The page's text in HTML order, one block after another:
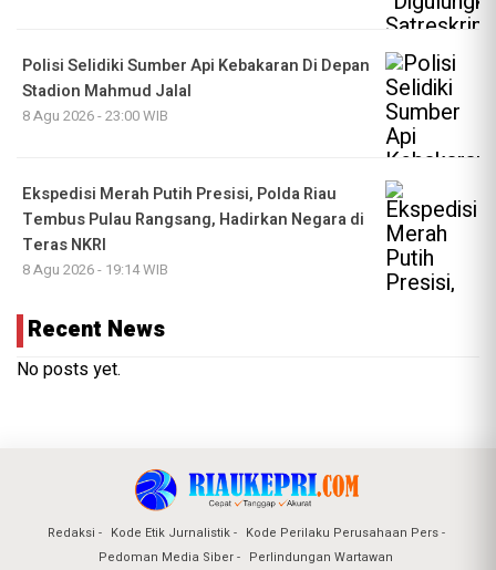
Polisi Selidiki Sumber Api Kebakaran Di Depan
Stadion Mahmud Jalal
8 Agu 2026 - 23:00 WIB
Ekspedisi Merah Putih Presisi, Polda Riau
Tembus Pulau Rangsang, Hadirkan Negara di
Teras NKRI
8 Agu 2026 - 19:14 WIB
Recent News
No posts yet.
Redaksi Kode Etik Jurnalistik
Kode Perilaku Perusahaan Pers
Pedoman Media Siber
Perlindungan Wartawan